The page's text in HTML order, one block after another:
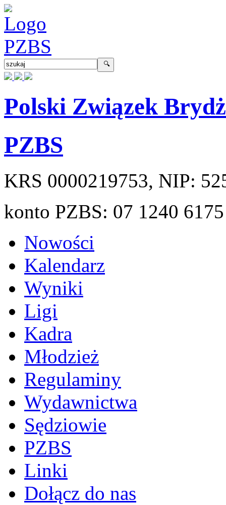
Polski Związek
PZBS
KRS 0000219753, NIP:
konto PZBS: 07 1240
Nowości
Kalendarz
Wyniki
Ligi
Kadra
Młodzież
Regulaminy
Wydawnictwa
Sędziowie
PZBS
Linki
Dołącz do nas